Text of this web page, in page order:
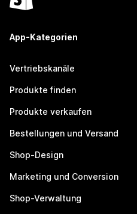
App-Kategorien
Vertriebskanäle
Produkte finden
Produkte verkaufen
Bestellungen und Versand
Shop-Design
Marketing und Conversion
Shop-Verwaltung